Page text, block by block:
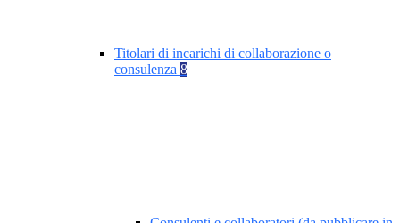
Titolari di incarichi di collaborazione o
consulenza 8